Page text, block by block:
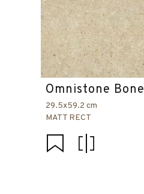
Omnistone Bone
29.5x59.2 cm
MATT RECT